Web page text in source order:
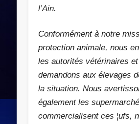
l’Ain.
Conformément à notre
protection animale, nous
les autorités vétérinaires et
demandons aux élevages
la situation. Nous
également les
commercialisent ces ¦ufs,